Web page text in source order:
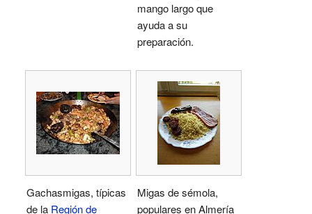
mango largo que
ayuda a su
preparación.
Gachasmigas, típicas
de la Región de
Migas de sémola,
populares en Almería